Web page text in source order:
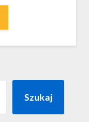
Szukaj